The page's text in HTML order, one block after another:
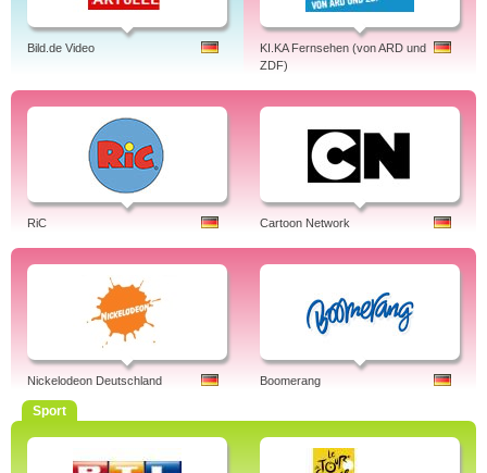
Bild.de Video
KI.KA Fernsehen (von ARD und
ZDF)
RiC Cartoon Network
Nickelodeon Deutschland Boomerang
Sport